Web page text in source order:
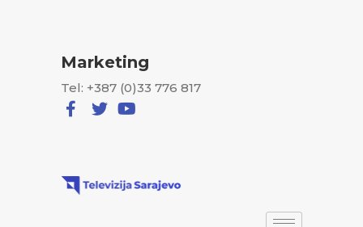
Marketing
Tel: +387 (0)33 776 817